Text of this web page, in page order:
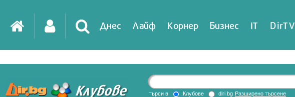
Днес Лайф Корнер Бизнес IT DirTV
търси в Клубове diri.bg Разширено търсене